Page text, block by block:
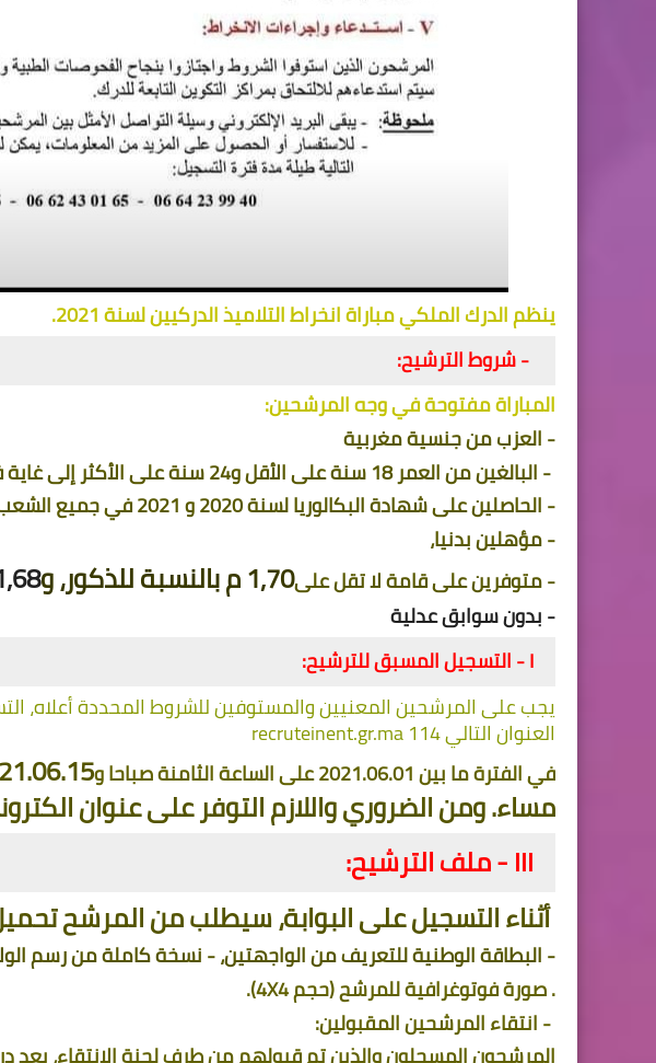
ينظم الدرك الملكي مباراة انخراط التلاميذ الدركيين لسنة 2021.
- شروط الترشيح:
المباراة مفتوحة في وجه المرشحين:
- العزب من جنسية مغربية
- البالغين من العمر 18 سنة على الأقل و24 سنة على الأكثر إلى غاية فاتح شتنبر 2021،
- الحاصلين على شهادة البكالوريا لسنة 2020 و 2021 في جميع الشعب،
- مؤهلين بدنيا،
- متوفرين على قامة لا تقل على1,70 م بالنسبة للذكور، و 1,68 م بالنسبة
- بدون سوابق عدلية
I - التسجيل المسبق للترشيح:
العنوان التالي 114 recruteinent.gr.ma
في الفترة ما بين 2021.06.01 على الساعة الثامنة صباحا و
مساء. ومن الضروري واللازم التوفر على عنوان
III - ملف الترشيح:
أثناء التسجيل على البوابة، سيطلب من المرشح تحميل صور إلكترونية للوثائق التالية:
- البطاقة الوطنية للتعريف من الواجهتين، - نسخة كاملة من رسم
. صورة فوتوغرافية للمرشح (حجم 4X4).